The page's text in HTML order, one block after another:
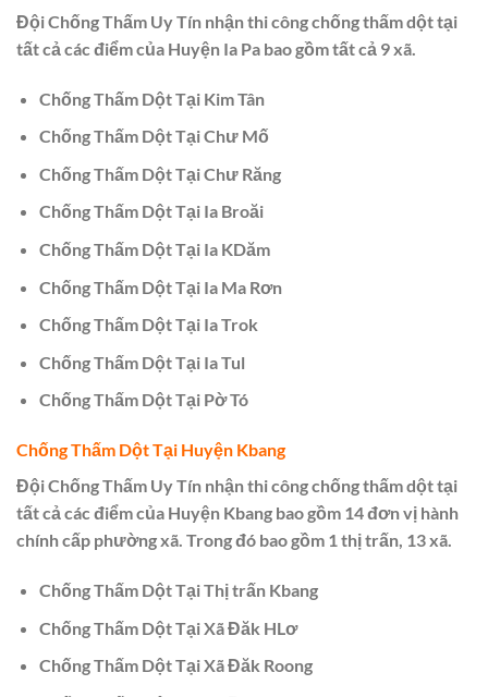
Đội Chống Thấm Uy Tín nhận thi công chống thấm dột tại
tất cả các điểm của Huyện Ia Pa bao gồm tất cả 9 xã.
Chống Thấm Dột Tại Kim Tân
Chống Thấm Dột Tại Chư Mố
Chống Thấm Dột Tại Chư Răng
Chống Thấm Dột Tại Ia Broăi
Chống Thấm Dột Tại Ia KDăm
Chống Thấm Dột Tại Ia Ma Rơn
Chống Thấm Dột Tại Ia Trok
Chống Thấm Dột Tại Ia Tul
Chống Thấm Dột Tại Pờ Tó
Chống Thấm Dột Tại Huyện Kbang
Đội Chống Thấm Uy Tín nhận thi công chống thấm dột tại
tất cả các điểm của Huyện Kbang bao gồm 14 đơn vị hành
chính cấp phường xã. Trong đó bao gồm 1 thị trấn, 13 xã.
Chống Thấm Dột Tại Thị trấn Kbang
Chống Thấm Dột Tại Xã Đăk HLơ
Chống Thấm Dột Tại Xã Đăk Roong